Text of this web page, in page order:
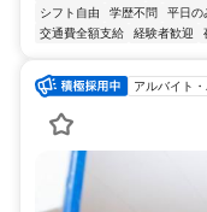
シフト自由
学歴不問 平日の
交通費全額支給
経験者歓迎
アルバイト・